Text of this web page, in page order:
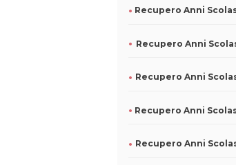
Recupero Anni